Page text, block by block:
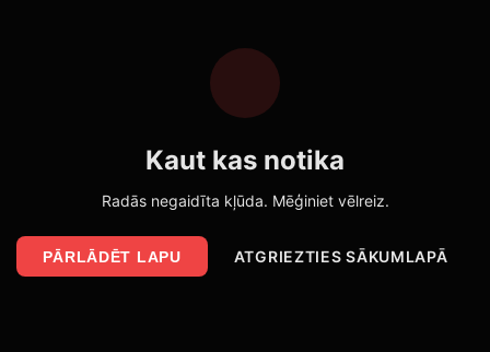
Kaut kas notika
Radās negaidīta kļūda. Mēģiniet vēlreiz.
PĀRLĀDĒT LAPU ATGRIEZTIES SĀKUMLAPĀ